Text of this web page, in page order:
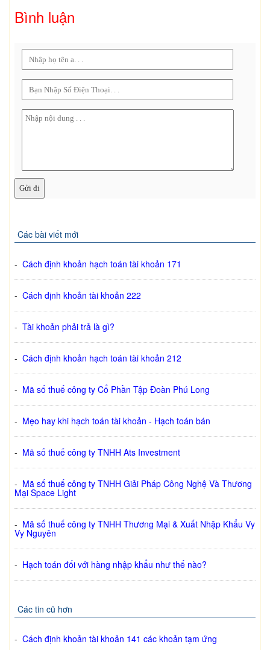
Bình luận
Các bài viết mới
- Cách định khoản hạch toán tài khoản 171
- Cách định khoản tài khoản 222
- Tài khoản phải trả là gì?
- Cách định khoản hạch toán tài khoản 212
- Mã số thuế công ty Cổ Phần Tập Đoàn Phú Long
- Mẹo hay khi hạch toán tài khoản - Hạch toán bán
- Mã số thuế công ty TNHH Ats Investment
- Mã số thuế công ty TNHH Giải Pháp Công Nghệ Và Thương
Mại Space Light
- Mã số thuế công ty TNHH Thương Mại & Xuất Nhập Khẩu Vy
Vy Nguyên
- Hạch toán đối với hàng nhập khẩu như thế nào?
Các tin cũ hơn
- Cách định khoản tài khoản 141 các khoản tạm ứng